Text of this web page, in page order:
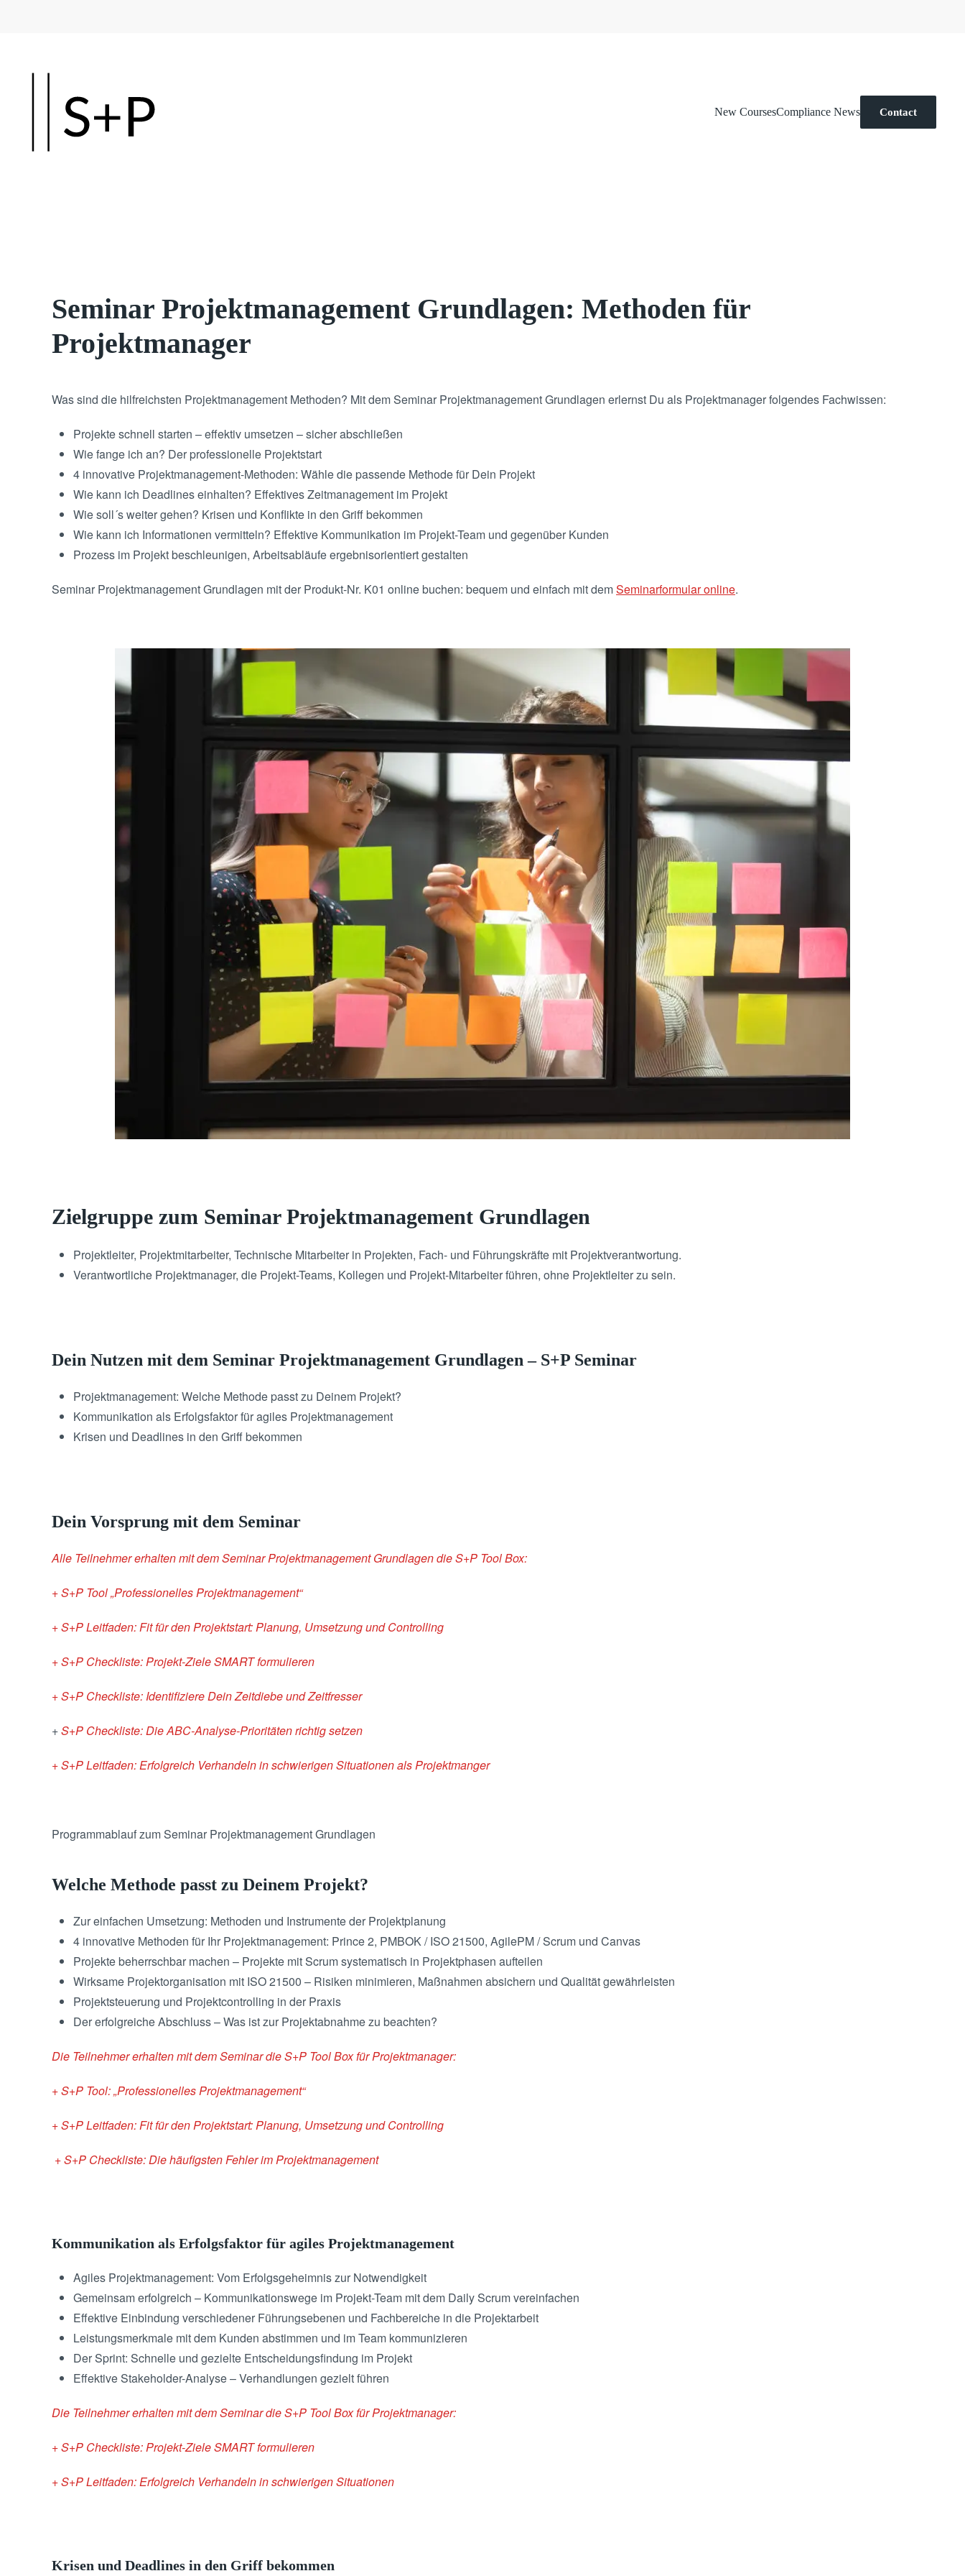
New CoursesCompliance News Contact
Seminar Projektmanagement Grundlagen: Methoden für
Projektmanager
Was sind die hilfreichsten Projektmanagement Methoden? Mit dem Seminar Projektmanagement Grundlagen erlernst Du als Projektmanager folgendes Fachwissen:
Projekte schnell starten – effektiv umsetzen – sicher abschließen
Wie fange ich an? Der professionelle Projektstart
4 innovative Projektmanagement-Methoden: Wähle die passende Methode für Dein Projekt
Wie kann ich Deadlines einhalten? Effektives Zeitmanagement im Projekt
Wie soll´s weiter gehen? Krisen und Konflikte in den Griff bekommen
Wie kann ich Informationen vermitteln? Effektive Kommunikation im Projekt-Team und gegenüber Kunden
Prozess im Projekt beschleunigen, Arbeitsabläufe ergebnisorientiert gestalten
Seminar Projektmanagement Grundlagen mit der Produkt-Nr. K01 online buchen: bequem und einfach mit demSeminarformular online.
Zielgruppe zum Seminar Projektmanagement Grundlagen
Projektleiter, Projektmitarbeiter, Technische Mitarbeiter in Projekten, Fach- und Führungskräfte mit Projektverantwortung.
Verantwortliche Projektmanager, die Projekt-Teams, Kollegen und Projekt-Mitarbeiter führen, ohne Projektleiter zu sein.
Dein Nutzen mit dem Seminar Projektmanagement Grundlagen – S+P Seminar
Projektmanagement: Welche Methode passt zu Deinem Projekt?
Kommunikation als Erfolgsfaktor für agiles Projektmanagement
Krisen und Deadlines in den Griff bekommen
Dein Vorsprung mit dem Seminar
Alle Teilnehmer erhalten mit dem Seminar Projektmanagement Grundlagen die S+P Tool Box:
+ S+P Tool „Professionelles Projektmanagement“
+ S+P Leitfaden: Fit für den Projektstart: Planung, Umsetzung und Controlling
+ S+P Checkliste: Projekt-Ziele SMART formulieren
+ S+P Checkliste: Identifiziere Dein Zeitdiebe und Zeitfresser
+S+P Checkliste: Die ABC-Analyse-Prioritäten richtig setzen
+ S+P Leitfaden: Erfolgreich Verhandeln in schwierigen Situationen als Projektmanger
Programmablauf zum Seminar Projektmanagement Grundlagen
Welche Methode passt zu Deinem Projekt?
Zur einfachen Umsetzung: Methoden und Instrumente der Projektplanung
4 innovative Methoden für Ihr Projektmanagement: Prince 2, PMBOK / ISO 21500, AgilePM / Scrum und Canvas
Projekte beherrschbar machen – Projekte mit Scrum systematisch in Projektphasen aufteilen
Wirksame Projektorganisation mit ISO 21500 – Risiken minimieren, Maßnahmen absichern und Qualität gewährleisten
Projektsteuerung und Projektcontrolling in der Praxis
Der erfolgreiche Abschluss – Was ist zur Projektabnahme zu beachten?
Die Teilnehmer erhalten mit dem Seminar die S+P Tool Box für Projektmanager:
+ S+P Tool: „Professionelles Projektmanagement“
+ S+P Leitfaden: Fit für den Projektstart: Planung, Umsetzung und Controlling
+ S+P Checkliste: Die häufigsten Fehler im Projektmanagement
Kommunikation als Erfolgsfaktor für agiles Projektmanagement
Agiles Projektmanagement: Vom Erfolgsgeheimnis zur Notwendigkeit
Gemeinsam erfolgreich – Kommunikationswege im Projekt-Team mit dem Daily Scrum vereinfachen
Effektive Einbindung verschiedener Führungsebenen und Fachbereiche in die Projektarbeit
Leistungsmerkmale mit dem Kunden abstimmen und im Team kommunizieren
Der Sprint: Schnelle und gezielte Entscheidungsfindung im Projekt
Effektive Stakeholder-Analyse – Verhandlungen gezielt führen
Die Teilnehmer erhalten mit dem Seminar die S+P Tool Box für Projektmanager:
+ S+P Checkliste: Projekt-Ziele SMART formulieren
+ S+P Leitfaden: Erfolgreich Verhandeln in schwierigen Situationen
Krisen und Deadlines in den Griff bekommen